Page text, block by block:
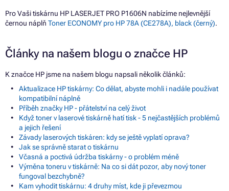
Pro Vaši tiskárnu HP LASERJET PRO P1606N nabízíme nejlevnější
černou náplň Toner ECONOMY pro HP 78A (CE278A), black (černý).
Články na našem blogu o značce HP
K značce HP jsme na našem blogu napsali několik článků:
Aktualizace HP tiskárny: Co dělat, abyste mohli i nadále používat
kompatibilní náplně
Příběh značky HP - přátelství na celý život
Když toner v laserové tiskárně hatí tisk - 5 nejčastějších problémů
a jejich řešení
Závady laserových tiskáren: kdy se ještě vyplatí oprava?
Jak se správně starat o tiskárnu
Včasná a poctivá údržba tiskárny - o problém méně
Výměna toneru v tiskárně: Na co si dát pozor, aby nový toner
fungoval bezchybně?
Kam vyhodit tiskárnu: 4 druhy míst, kde ji převezmou